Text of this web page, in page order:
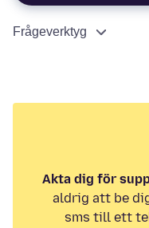
Frågeverktyg
Akta dig för
aldrig att be
sms till ett